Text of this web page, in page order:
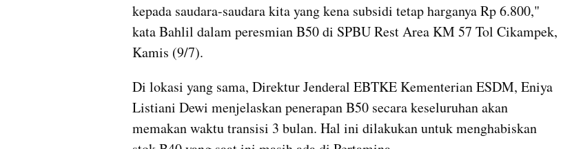
kepada saudara-saudara kita yang kena subsidi tetap harganya Rp 6.800,"
kata Bahlil dalam peresmian B50 di SPBU Rest Area KM 57 Tol Cikampek,
Kamis (9/7).
Di lokasi yang sama, Direktur Jenderal EBTKE Kementerian ESDM, Eniya
Listiani Dewi menjelaskan penerapan B50 secara keseluruhan akan
memakan waktu transisi 3 bulan. Hal ini dilakukan untuk menghabiskan